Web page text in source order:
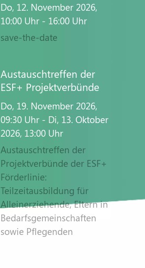
Do, 12. November 2026,
10:00 Uhr - 16:00 Uhr
save-the-date
Austauschtreffen der
ESF+ Projektverbünde
Do, 19. November 2026,
09:30 Uhr - Di, 13. Oktober
2026, 13:00 Uhr
Austauschtreffen der
Projektverbünde der ESF+
Förderlinie:
Teilzeitausbildung für
Alleinerziehende, Eltern in
Bedarfsgemeinschaften
sowie Pflegenden